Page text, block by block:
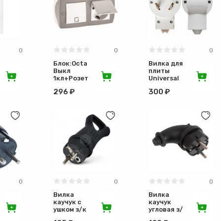
0 0
Блок:Octans
Выкл
1кл+Розетка
крыш
296 ₽
0
Вилка для
плиты
Universal
250В 5311
300 ₽
0 0
Вилка
каучук с
ушком з/к
0
Вилка
каучук
угловая з/